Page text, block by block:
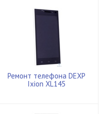
Ремонт телефона DEXP
Ixion XL145